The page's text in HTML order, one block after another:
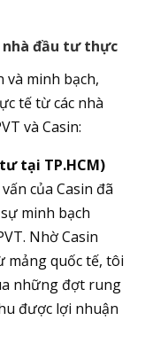
đầu tư thực
và minh bạch,
tế từ các nhà
và Casin:
tại TP.HCM)
của Casin đã
minh bạch
Nhờ Casin
mảng quốc tế, tôi
những đợt rung
được lợi nhuận